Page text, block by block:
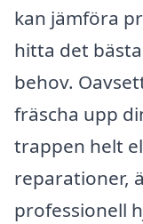
kan jämföra
hitta det
behov.
fräscha upp
trappen helt
reparationer,
professionell